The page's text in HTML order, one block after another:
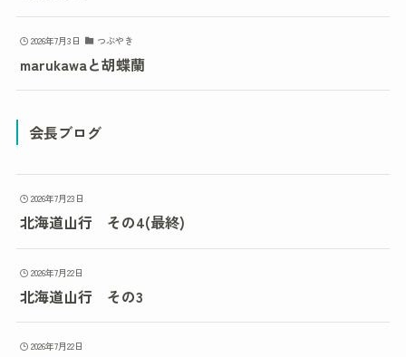
2026年7月3日 つぶやき
marukawaと胡蝶蘭
会長ブログ
2026年7月23日
北海道山行 その4(最終)
2026年7月22日
北海道山行 その3
2026年7月22日